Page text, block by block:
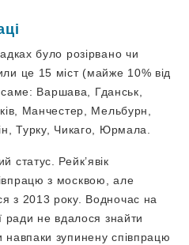
було розірвано чи
це 15 міст (майже 10% від
саме: Варшава, Гданськ,
Манчестер, Мельбурн,
Турку, Чикаго, Юрмала.
статус. Рейк’явік
з москвою, але
з 2013 року. Водночас на
ради не вдалося знайти
зупинену співпрацю